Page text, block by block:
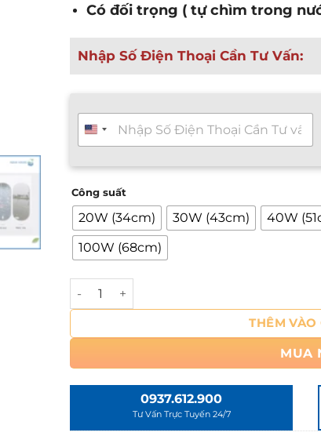
ừ
4
2
0
,
0
0
0
₫
ế
n
0
0
0
₫
Có đối trọng ( tự chìm trong
Nhập Số Điện Thoại Cần Tư Vấn:
T
ư
v
n
h
a
n
h
4
/
7
Công suất
20W (34cm) 30W (43cm) 40W
100W (68cm)
Đèn UV Hồ Cá Koi Ebang - Tự Chìm Trong
THÊM VÀO
MUA
0937.612.900
Tư Vấn Trực Tuyến 24/7